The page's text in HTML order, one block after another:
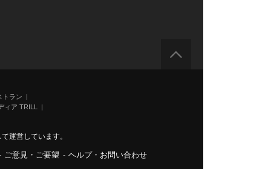
ラン
ィア TRILL
運営しています。
ご意見・ご要望 - ヘルプ・お問い合わせ